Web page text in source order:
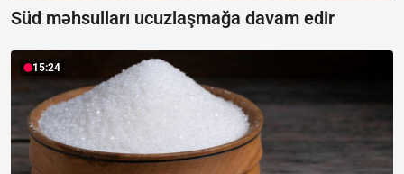
Süd məhsulları ucuzlaşmağa davam edir
15:24